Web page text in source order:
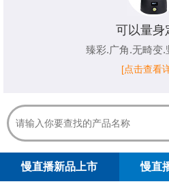
可以量身
臻彩.广角.无畸变.
[点击查看
慢直播新品上市 慢直